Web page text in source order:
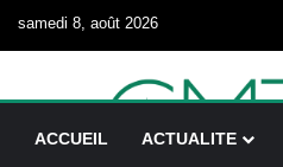
samedi 8, août 2026
ACCUEIL ACTUALITE